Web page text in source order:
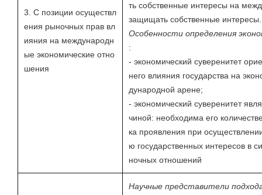
3. С позиции осуществл
ения рыночных прав вл
ияния на международн
ые экономические отно
шения
ть собственные интересы на
защищать собственные интересы.
Особенности определения
:
- экономический суверенитет
него влияния государства на
дународной арене;
- экономический суверенитет
чиной: необходима его
ка проявления при
ю государственных интересов в
ночных отношений
Научные представители